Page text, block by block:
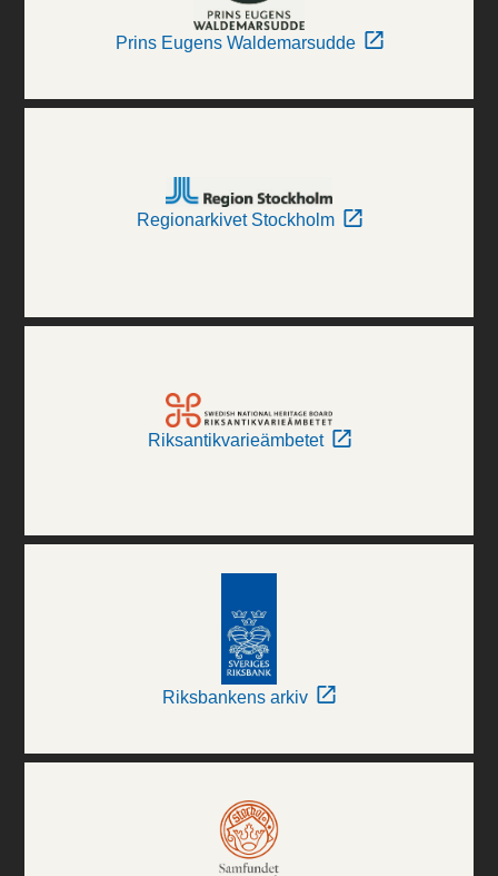
Prins Eugens Waldemarsudde
Regionarkivet Stockholm
Riksantikvarieämbetet
Riksbankens arkiv